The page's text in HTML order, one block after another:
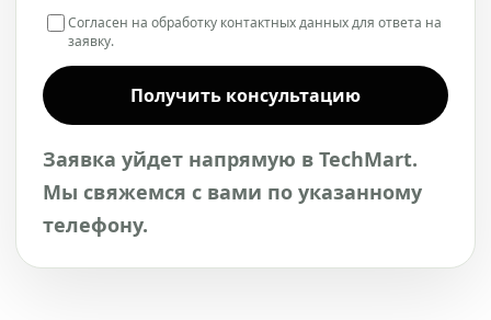
Согласен на обработку контактных данных для ответа на
заявку.
Получить консультацию
Заявка уйдет напрямую в TechMart.
Мы свяжемся с вами по указанному
телефону.